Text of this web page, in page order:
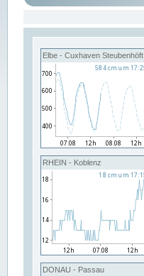
Elbe - Cuxhaven Steubenhöft
RHEIN - Koblenz
DONAU - Passau